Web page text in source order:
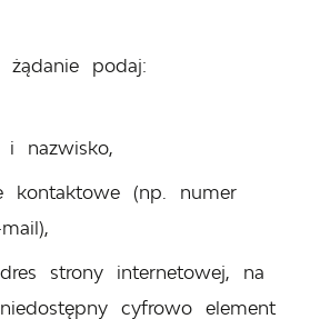
żądanie podaj:
nazwisko,
kontaktowe (np. numer
strony internetowej, na
cyfrowo element